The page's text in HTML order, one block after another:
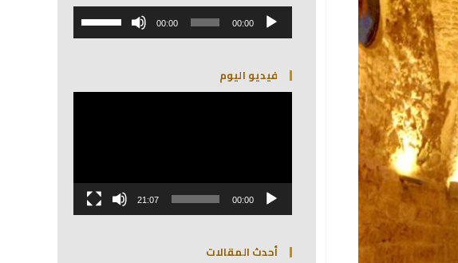
مشغل
الصوت 00:00
00:00
مفاتيح
لزيادة
فيديو اليوم
مشغل
00:00
21:07
أحدث المقالات